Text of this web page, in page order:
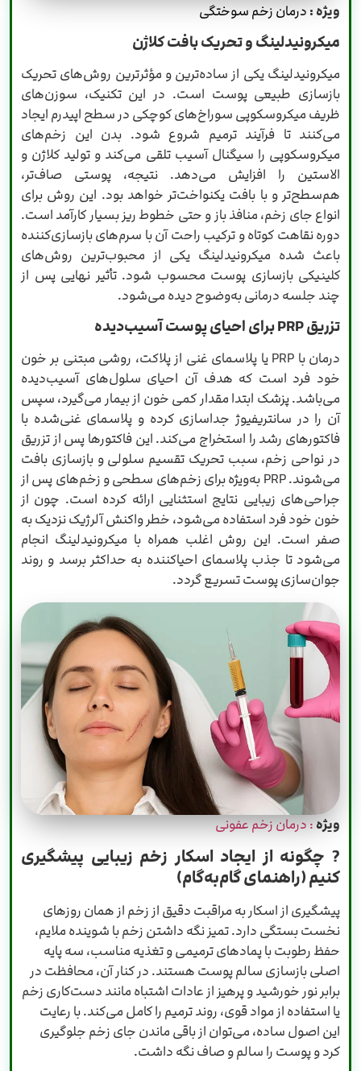
ویژه : درمان زخم سوختگی
میکرونیدلینگ و تحریک بافت کلاژن
میکرونیدلینگ یکی از ساده‌ترین و مؤثرترین روش‌های تحریک
بازسازی طبیعی پوست است. در این تکنیک، سوزن‌های
ظریف میکروسکوپی سوراخ‌های کوچکی در سطح اپیدرم ایجاد
می‌کنند تا فرآیند ترمیم شروع شود. بدن این زخم‌های
میکروسکوپی را سیگنال آسیب تلقی می‌کند و تولید کلاژن و
الاستین را افزایش می‌دهد. نتیجه، پوستی صاف‌تر،
هم‌سطح‌تر و با بافت یکنواخت‌تر خواهد بود. این روش برای
انواع جای زخم، منافذ باز و حتی خطوط ریز بسیار کارآمد است.
دوره نقاهت کوتاه و ترکیب راحت آن با سرم‌های بازسازی‌کننده
باعث شده میکرونیدلینگ یکی از محبوب‌ترین روش‌های
کلینیکی بازسازی پوست محسوب شود. تأثیر نهایی پس از
چند جلسه درمانی به‌وضوح دیده می‌شود.
تزریق PRP برای احیای پوست آسیب‌دیده
درمان با PRP یا پلاسمای غنی از پلاکت، روشی مبتنی بر خون
خود فرد است که هدف آن احیای سلول‌های آسیب‌دیده
می‌باشد. پزشک ابتدا مقدار کمی خون از بیمار می‌گیرد، سپس
آن را در سانتریفیوژ جداسازی کرده و پلاسمای غنی‌شده با
فاکتورهای رشد را استخراج می‌کند. این فاکتورها پس از تزریق
در نواحی زخم، سبب تحریک تقسیم سلولی و بازسازی بافت
می‌شوند. PRP به‌ویژه برای زخم‌های سطحی و زخم‌های پس از
جراحی‌های زیبایی نتایج استثنایی ارائه کرده است. چون از
خون خود فرد استفاده می‌شود، خطر واکنش آلرژیک نزدیک به
صفر است. این روش اغلب همراه با میکرونیدلینگ انجام
می‌شود تا جذب پلاسمای احیاکننده به حداکثر برسد و روند
جوان‌سازی پوست تسریع گردد.
ویژه: درمان زخم عفونی
? چگونه از ایجاد اسکار زخم زیبایی پیشگیری
کنیم (راهنمای گام‌به‌گام)
پیشگیری از اسکار به مراقبت دقیق از زخم از همان روزهای
نخست بستگی دارد. تمیز نگه داشتن زخم با شوینده ملایم،
حفظ رطوبت با پمادهای ترمیمی و تغذیه مناسب، سه پایه
اصلی بازسازی سالم پوست هستند. در کنار آن، محافظت در
برابر نور خورشید و پرهیز از عادات اشتباه مانند دست‌کاری زخم
یا استفاده از مواد قوی، روند ترمیم را کامل می‌کند. با رعایت
این اصول ساده، می‌توان از باقی ماندن جای زخم جلوگیری
کرد و پوست را سالم و صاف نگه داشت.